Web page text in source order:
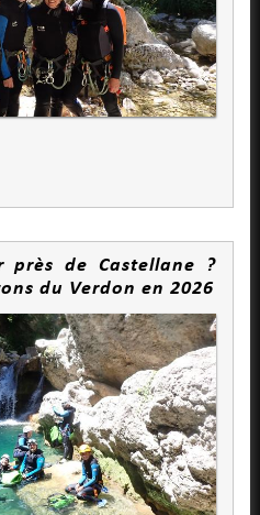
près de Castellane ?
du Verdon en 2026